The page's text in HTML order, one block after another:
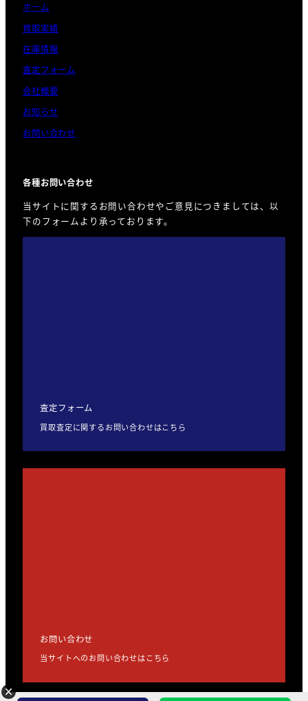
ホーム
買取実績
在庫情報
査定フォーム
会社概要
お知らせ
お問い合わせ
各種お問い合わせ
当サイトに関するお問い合わせやご意見につきましては、以
下のフォームより承っております。
査定フォーム
買取査定に関するお問い合わせはこちら
お問い合わせ
当サイトへのお問い合わせはこちら